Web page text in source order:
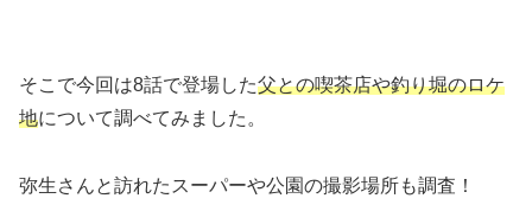
そこで今回は8話で登場した父との喫茶店や釣り堀のロケ
地について調べてみました。
弥生さんと訪れたスーパーや公園の撮影場所も調査！